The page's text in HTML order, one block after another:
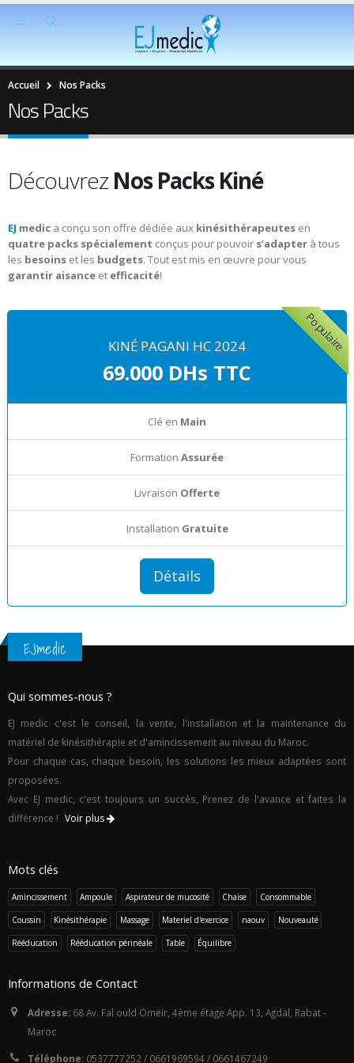
Accueil Nos Packs
Nos Packs
Découvrez Nos Packs Kiné
EJ medic a conçu son offre dédiée aux kinésithérapeutes en
quatre packs spécialement conçus pour pouvoir s’adapter à tous
les besoins et les budgets. Tout est mis en œuvre pour vous
garantir aisance et efficacité!
Populaire
KINÉ PAGANI HC 2024
69.000 DHs TTC
Clé en Main
Formation Assurée
Livraison Offerte
Installation Gratuite
Détails
EJmedic
Qui sommes-nous ?
EJ medic c'est le conseil, la vente, l'installation et la maintenance du
matériel de kinésithérapie et d'amincissement au niveau du Maroc.
Pour chaque cas, chaque besoin, les solutions les mieux adaptées sont
proposées.
Avec EJ medic, c'est toujours un succès, Prenez de l'avance et faites la
différence ! Voir plus
Mots clés
Amincissement Ampoule Aspirateur de mucosité Chaise Consommable
Coussin Kinésithérapie Massage Materiel d'exercice naouv Nouveauté
Rééducation Rééducation périnéale Table Équilibre
Informations de Contact
Adresse: 68 Av. Fal ould Omeir, 4ème étage App. 13, Agdal, Rabat -
Maroc
Téléphone: 0537777252 / 0661969594 / 0661467249